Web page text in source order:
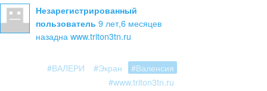
Незарегистрированный
пользователь 9 лет,6 месяцев
назадна www.triton3tn.ru
#ВАЛЕРИ #Экран
#Валенсия
#www.triton3tn.ru